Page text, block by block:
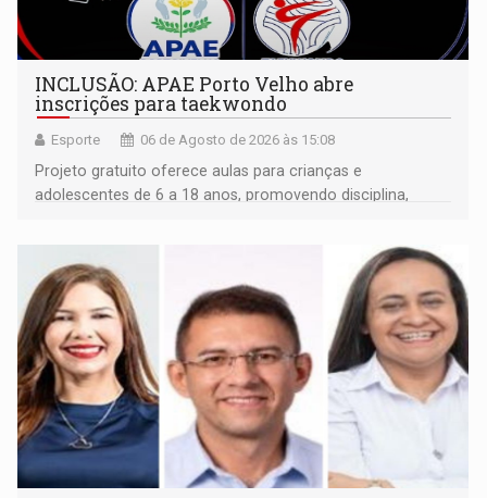
INCLUSÃO: APAE Porto Velho abre
inscrições para taekwondo
Esporte 06 de Agosto de 2026 às 15:08
Projeto gratuito oferece aulas para crianças e
adolescentes de 6 a 18 anos, promovendo disciplina,